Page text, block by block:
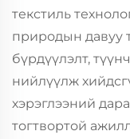
текстиль
природын давуу
бүрдүүлэлт,
нийлүүлж
хэрэглээний
тогтвортой